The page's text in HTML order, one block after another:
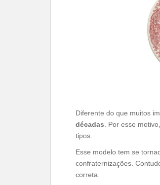
Diferente do que muitos
décadas . Por esse
tipos.
Esse modelo tem se
confraternizações.
correta.